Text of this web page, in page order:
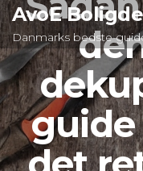
Videre
til
indhold
AvoE
Danmarks bedste